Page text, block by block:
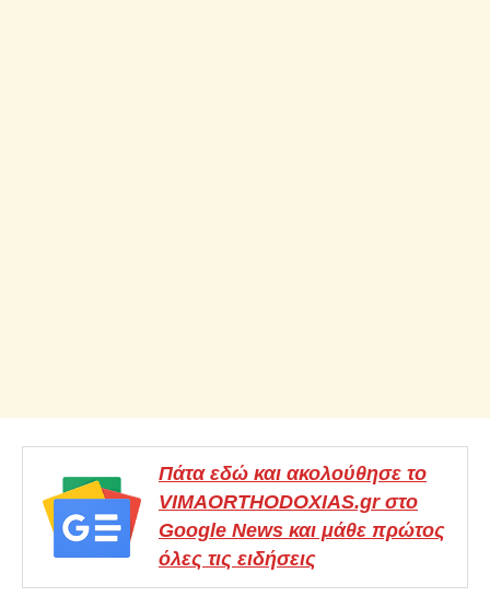
Πάτα εδώ και ακολούθησε το
VIMAORTHODOXIAS.gr στο
Google News και μάθε πρώτος
όλες τις ειδήσεις